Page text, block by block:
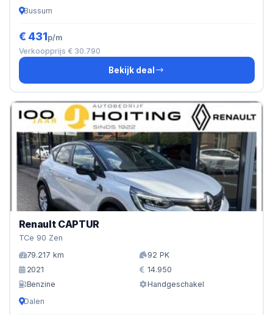
Bussum
€ 431p/m
Verkoopprijs € 30.790
Bekijk deal
Renault CAPTUR
TCe 90 Zen
79.217 km
92 PK
2021
14.950
Benzine
Handgeschakel
Dalen